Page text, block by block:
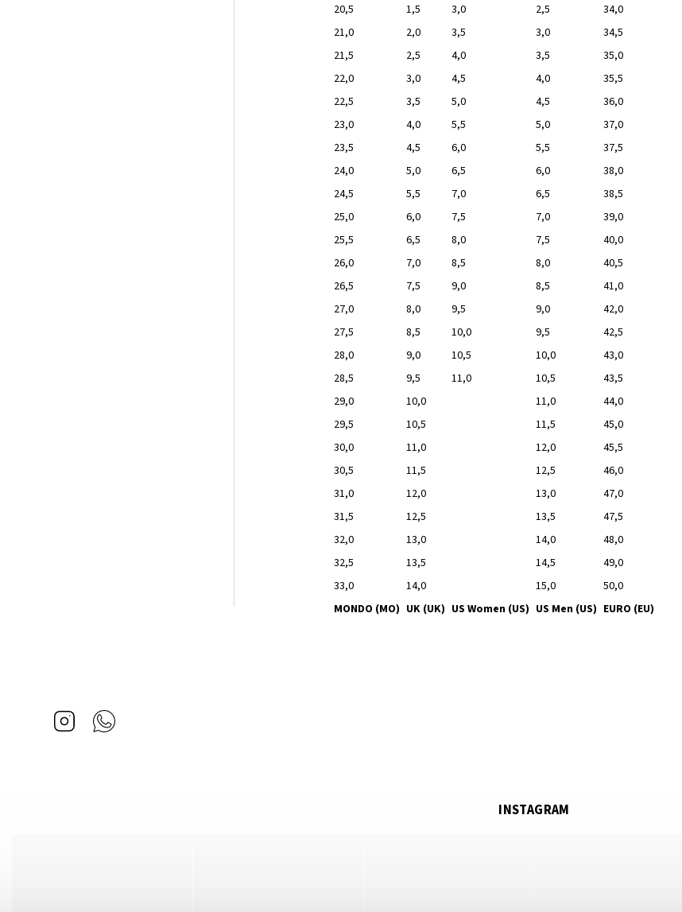
20,5
1,5 3,0 2,5
34,0
21,0
2,0 3,5 3,0
34,5
21,5
2,5 4,0 3,5
35,0
22,0
3,0 4,5 4,0
35,5
22,5
3,5 5,0 4,5
36,0
23,0
4,0 5,5 5,0
37,0
23,5
4,5 6,0 5,5
37,5
24,0
5,0 6,5 6,0
38,0
24,5
5,5 7,0 6,5
38,5
25,0
6,0 7,5 7,0
39,0
25,5
6,5 8,0 7,5
40,0
26,0
7,0 8,5 8,0
40,5
26,5
7,5 9,0 8,5
41,0
27,0
8,0 9,5 9,0
42,0
27,5
8,5 10,0 9,5
42,5
28,0
9,0 10,5 10,0
43,0
28,5
9,5 11,0 10,5
43,5
29,0
10,0 11,0
44,0
29,5
10,5 11,5
45,0
30,0
11,0 12,0
45,5
30,5
11,5 12,5
46,0
31,0
12,0 13,0
47,0
31,5
12,5 13,5
47,5
32,0
13,0 14,0
48,0
32,5
13,5 14,5
49,0
33,0
14,0 15,0
50,0
MONDO (MO) UK (UK) US Women (US) US Men (US) EURO (EU)
Instagram
INSTAGRAM